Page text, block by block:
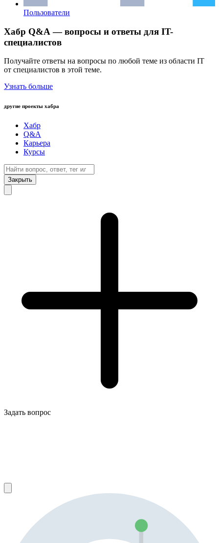
Пользователи
Хабр Q&A — вопросы и ответы для IT-
специалистов
Получайте ответы на вопросы по любой теме из области IT
от специалистов в этой теме.
Узнать больше
другие проекты хабра
Хабр
Q&A
Карьера
Курсы
Закрыть
Задать вопрос